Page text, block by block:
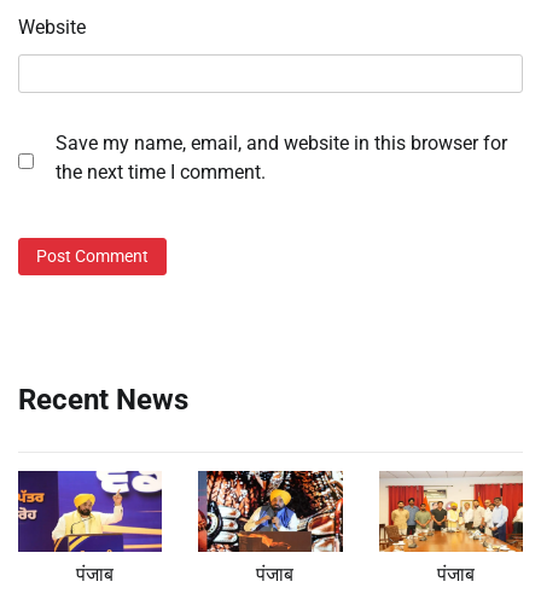
Website
Save my name, email, and website in this browser for
the next time I comment.
Recent News
पंजाब पंजाब पंजाब